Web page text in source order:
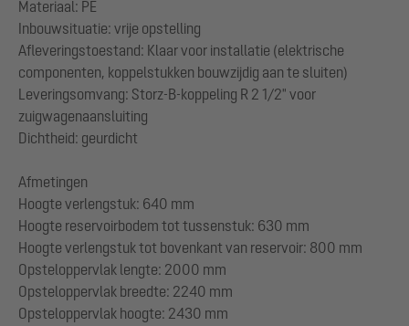
Materiaal: PE
Inbouwsituatie: vrije opstelling
Afleveringstoestand: Klaar voor installatie (elektrische
componenten, koppelstukken bouwzijdig aan te sluiten)
Leveringsomvang: Storz-B-koppeling R 2 1/2" voor
zuigwagenaansluiting
Dichtheid: geurdicht
Afmetingen
Hoogte verlengstuk: 640 mm
Hoogte reservoirbodem tot tussenstuk: 630 mm
Hoogte verlengstuk tot bovenkant van reservoir: 800 mm
Opsteloppervlak lengte: 2000 mm
Opsteloppervlak breedte: 2240 mm
Opsteloppervlak hoogte: 2430 mm